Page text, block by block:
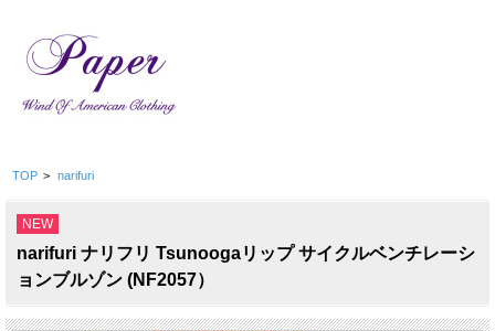
TOP > narifuri
NEW
narifuri ナリフリ Tsunoogaリップ サイクルベンチレーシ
ョンブルゾン (NF2057）